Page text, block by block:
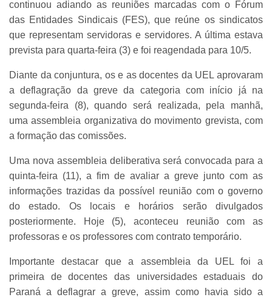
continuou adiando as reuniões marcadas com o Fórum
das Entidades Sindicais (FES), que reúne os sindicatos
que representam servidoras e servidores. A última estava
prevista para quarta-feira (3) e foi reagendada para 10/5.
Diante da conjuntura, os e as docentes da UEL aprovaram
a deflagração da greve da categoria com início já na
segunda-feira (8), quando será realizada, pela manhã,
uma assembleia organizativa do movimento grevista, com
a formação das comissões.
Uma nova assembleia deliberativa será convocada para a
quinta-feira (11), a fim de avaliar a greve junto com as
informações trazidas da possível reunião com o governo
do estado. Os locais e horários serão divulgados
posteriormente.
Hoje (5), aconteceu reunião com as
professoras e os professores com contrato temporário.
Importante destacar que a assembleia da UEL foi a
primeira de docentes das universidades estaduais do
Paraná a deflagrar a greve, assim como havia sido a